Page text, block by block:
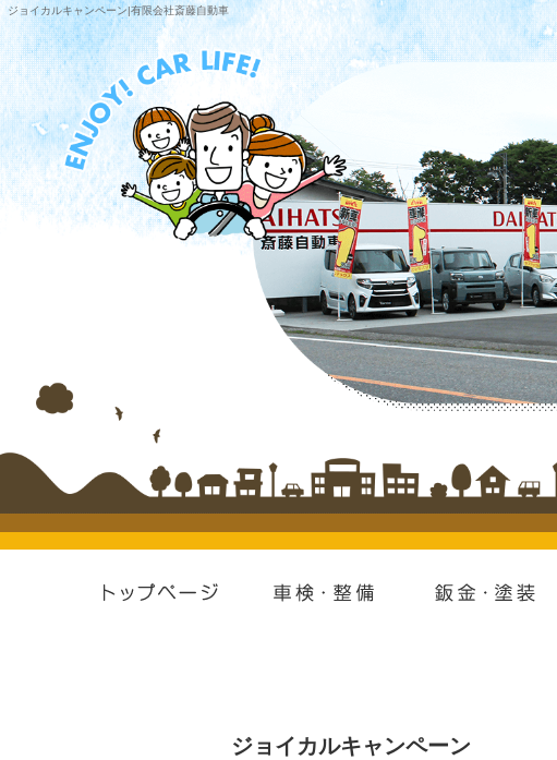
ジョイカルキャンペーン|有限会社斎藤自動車
ジョイカルキャンペーン